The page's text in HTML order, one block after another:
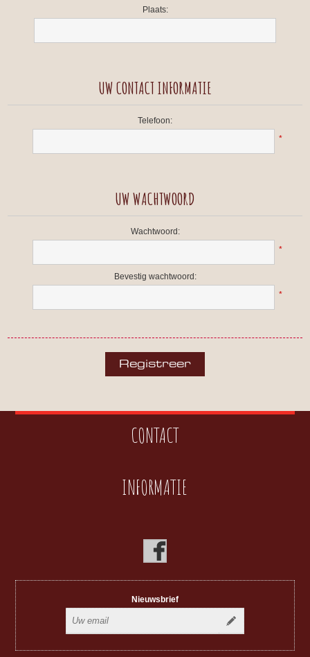
Plaats:
UW CONTACT INFORMATIE
Telefoon:
*
UW WACHTWOORD
Wachtwoord:
*
Bevestig wachtwoord:
*
CONTACT
INFORMATIE
Nieuwsbrief